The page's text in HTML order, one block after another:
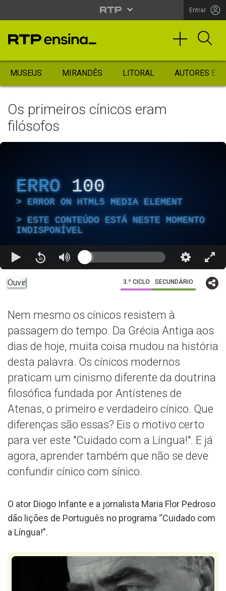
Entrar
MUSEUS MIRANDÊS LITORAL AUTORES
Os primeiros cínicos eram
filósofos
ERRO 100
ERROR ON HTML5 MEDIA ELEMENT
ESTE CONTEÚDO ESTÁ NESTE MOMENTO
INDISPONÍVEL
Ouvir 3.º CICLO SECUNDÁRIO
Nem mesmo os cínicos resistem à
passagem do tempo. Da Grécia Antiga aos
dias de hoje, muita coisa mudou na história
desta palavra. Os cínicos modernos
praticam um cinismo diferente da doutrina
filosófica fundada por Antístenes de
Atenas, o primeiro e verdadeiro cínico. Que
diferenças são essas? Eis o motivo certo
para ver este "Cuidado com a Língua!". E já
agora, aprender também que não se deve
confundir cínico com sínico.
O ator Diogo Infante e a jornalista Maria Flor Pedroso
dão lições de Português no programa “Cuidado com
a Língua!”.